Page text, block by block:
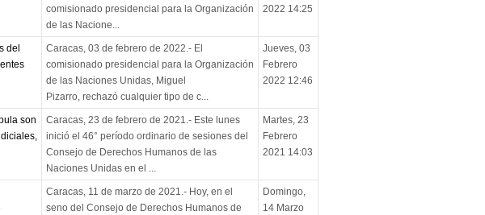
comisionado presidencial para la Organización
de las Nacione...
2022 14:25
del
Caracas, 03 de febrero de 2022.- El
comisionado presidencial para la Organización
de las Naciones Unidas, Miguel
Pizarro, rechazó cualquier tipo de c...
Jueves, 03
Febrero
2022 12:46
son
Caracas, 23 de febrero de 2021.- Este lunes
inició el 46° período ordinario de sesiones del
Consejo de Derechos Humanos de las
Naciones Unidas en el ...
Martes, 23
Febrero
2021 14:03
Caracas, 11 de marzo de 2021.- Hoy, en el
seno del Consejo de Derechos Humanos de
Domingo,
14 Marzo